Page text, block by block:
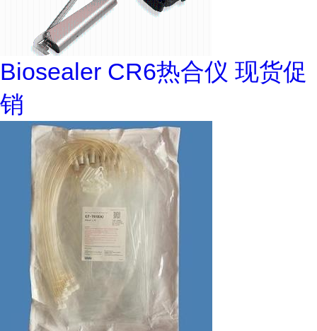
Biosealer CR6热合仪 现货促
销